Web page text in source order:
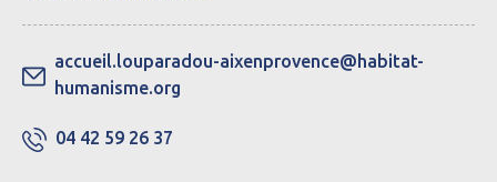
accueil.louparadou-aixenprovence@habitat-
humanisme.org
04 42 59 26 37